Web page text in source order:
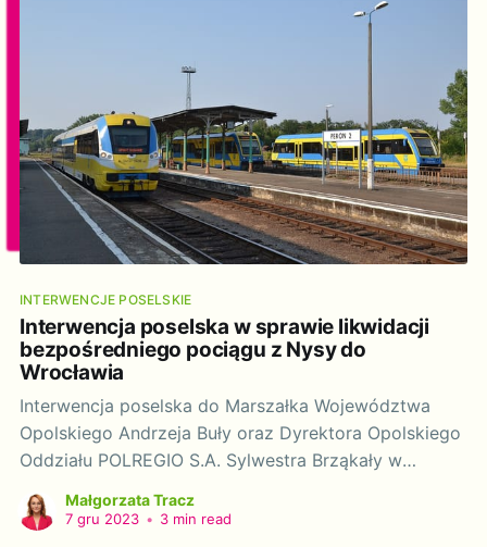
INTERWENCJE POSELSKIE
Interwencja poselska w sprawie likwidacji
bezpośredniego pociągu z Nysy do
Wrocławia
Interwencja poselska do Marszałka Województwa
Opolskiego Andrzeja Buły oraz Dyrektora Opolskiego
Oddziału POLREGIO S.A. Sylwestra Brząkały w
Wrocławia. Szanowny Panie Marszałku! Szanowny
Małgorzata Tracz
7 gru 2023 • 3 min read